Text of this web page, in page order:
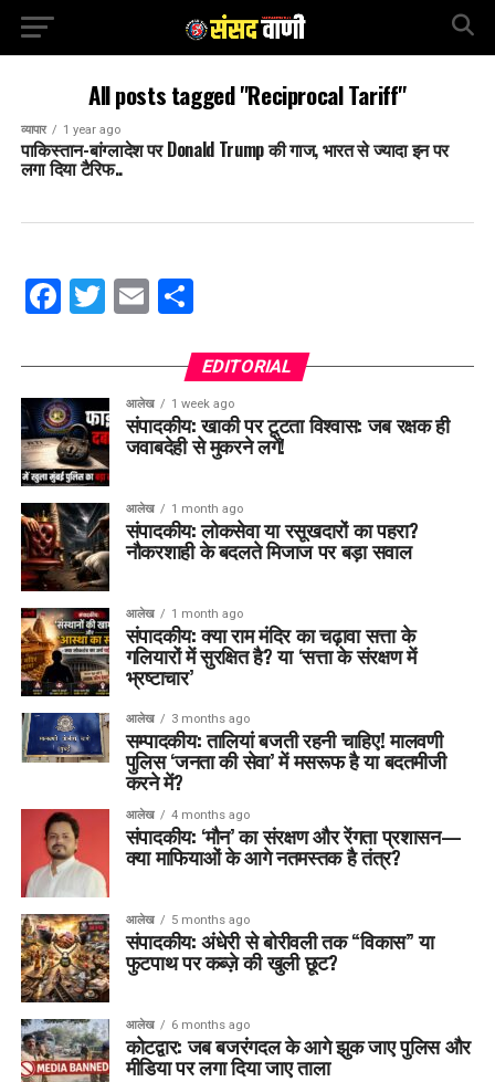
All posts tagged "Reciprocal Tariff"
व्यापार 1 year ago
पाकिस्तान-बांग्लादेश पर Donald Trump की गाज, भारत से ज्यादा इन पर
लगा दिया टैरिफ..
Facebook
Twitter
EmailShare
EDITORIAL
आलेख 1 week ago
संपादकीय: खाकी पर टूटता विश्वास: जब रक्षक ही
जवाबदेही से मुकरने लगें!
आलेख 1 month ago
संपादकीय: लोकसेवा या रसूखदारों का पहरा?
नौकरशाही के बदलते मिजाज पर बड़ा सवाल
आलेख 1 month ago
संपादकीय: क्या राम मंदिर का चढ़ावा सत्ता के
गलियारों में सुरक्षित है? या ‘सत्ता के संरक्षण में
भ्रष्टाचार’
आलेख 3 months ago
सम्पादकीय: तालियां बजती रहनी चाहिए! मालवणी
पुलिस ‘जनता की सेवा’ में मसरूफ है या बदतमीजी
करने में?
आलेख 4 months ago
संपादकीय: ‘मौन’ का संरक्षण और रेंगता प्रशासन—
क्या माफियाओं के आगे नतमस्तक है तंत्र?
आलेख 5 months ago
संपादकीय: अंधेरी से बोरीवली तक “विकास” या
फुटपाथ पर कब्ज़े की खुली छूट?
आलेख 6 months ago
कोटद्वार: जब बजरंगदल के आगे झुक जाए पुलिस और
मीडिया पर लगा दिया जाए ताला